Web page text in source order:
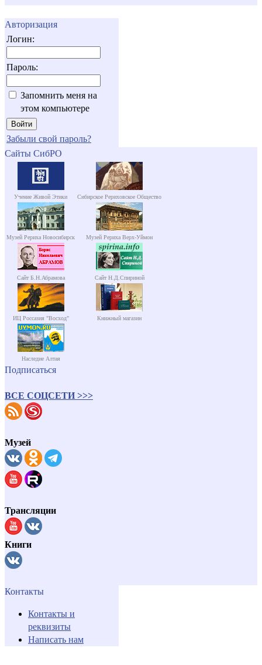
Авторизация
Логин:
Пароль:
Запомнить меня на
этом компьютере
Забыли свой пароль?
Сайты СибРО
Учение Живой Этики Сибирское Рериховское Общество
Музей Рериха Новосибирск Музей Рериха Верх-Уймон
Сайт Б.Н.Абрамова Сайт Н.Д.Спириной
ИЦ Россазия "Восход" Книжный магазин
Наследие Алтая
Подписаться
ВСЕ СОЦСЕТИ >>>
Музей
Трансляции
Книги
Контакты
Контакты и
реквизиты
Написать нам